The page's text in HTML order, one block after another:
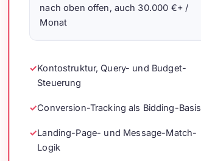
nach oben offen, auch 30.000 €+ /
Monat
✓Kontostruktur, Query- und Budget-
Steuerung
✓Conversion-Tracking als Bidding-Basis
✓Landing-Page- und Message-Match-
Logik